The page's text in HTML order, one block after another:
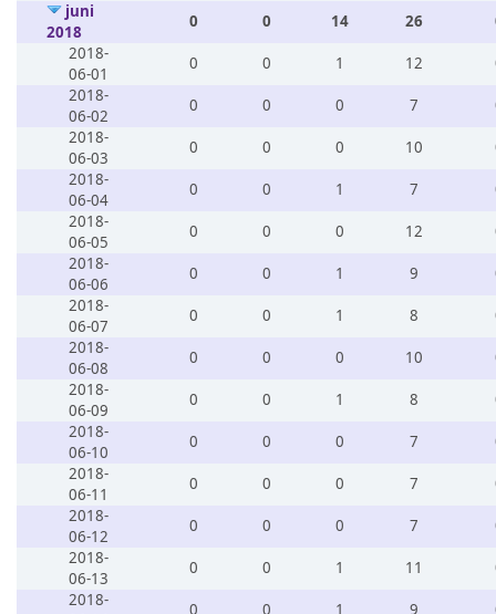
juni
2018
0 0 14 26
2018-
06-01
0 0 1 12
2018-
06-02
0 0 0 7
2018-
06-03
0 0 0 10
2018-
06-04
0 0 1 7
2018-
06-05
0 0 0 12
2018-
06-06
0 0 1 9
2018-
06-07
0 0 1 8
2018-
06-08
0 0 0 10
2018-
06-09
0 0 1 8
2018-
06-10
0 0 0 7
2018-
06-11
0 0 0 7
2018-
06-12
0 0 0 7
2018-
06-13
0 0 1 11
2018-
0 0 1 9